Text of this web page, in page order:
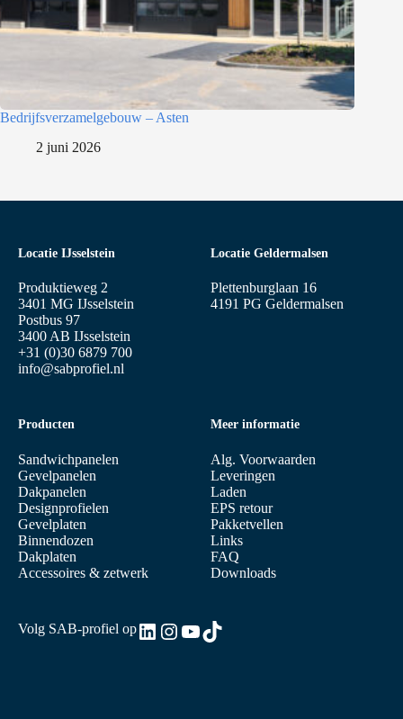
Bedrijfsverzamelgebouw – Asten
2 juni 2026
Locatie IJsselstein
Produktieweg 2
3401 MG IJsselstein
Postbus 97
3400 AB IJsselstein
+31 (0)30 6879 700
info@sabprofiel.nl
Producten
Sandwichpanelen
Gevelpanelen
Dakpanelen
Designprofielen
Gevelplaten
Binnendozen
Dakplaten
Accessoires & zetwerk
Meer informatie
Alg. Voorwaarden
Leveringen
Laden
EPS retour
Pakketvellen
Links
FAQ
Downloads
Locatie Geldermalsen
Plettenburglaan 16
4191 PG Geldermalsen
Volg SAB-profiel opLinkedIn
Instagram
YouTube
TikTok